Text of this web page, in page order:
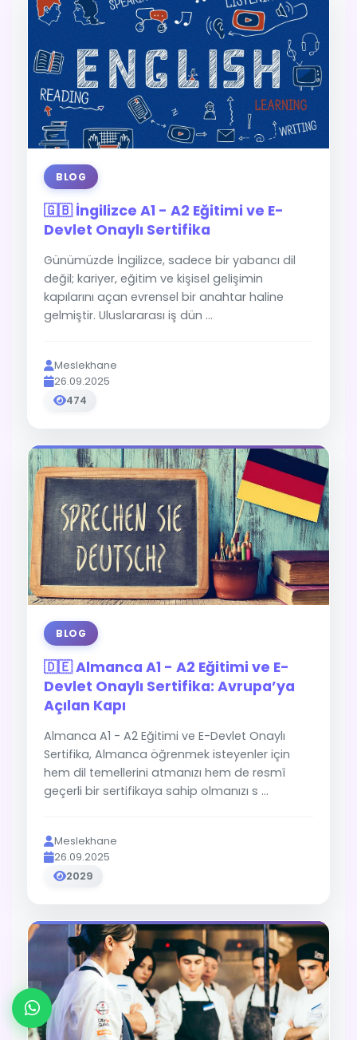
BLOG
🇬🇧 İngilizce A1 - A2 Eğitimi ve E-
Devlet Onaylı Sertifika
Günümüzde İngilizce, sadece bir yabancı dil
değil; kariyer, eğitim ve kişisel gelişimin
kapılarını açan evrensel bir anahtar haline
gelmiştir. Uluslararası iş dün ...
Meslekhane
26.09.2025
474
BLOG
🇩🇪 Almanca A1 - A2 Eğitimi ve E-
Devlet Onaylı Sertifika: Avrupa’ya
Açılan Kapı
Almanca A1 - A2 Eğitimi ve E-Devlet Onaylı
Sertifika, Almanca öğrenmek isteyenler için
hem dil temellerini atmanızı hem de resmî
geçerli bir sertifikaya sahip olmanızı s ...
Meslekhane
26.09.2025
2029